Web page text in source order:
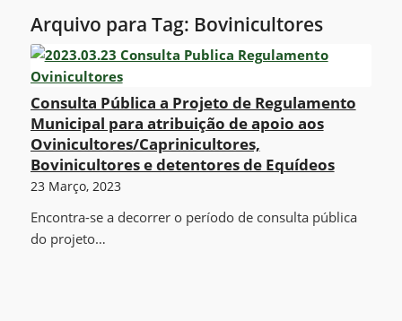
Arquivo para Tag: Bovinicultores
Consulta Pública a Projeto de Regulamento
Municipal para atribuição de apoio aos
Ovinicultores/Caprinicultores,
Bovinicultores e detentores de Equídeos
23 Março, 2023
Encontra-se a decorrer o período de consulta pública
do projeto…